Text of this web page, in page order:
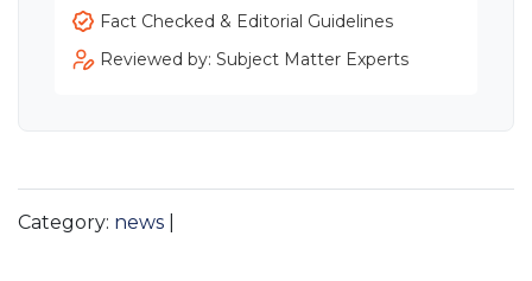
Fact Checked & Editorial Guidelines
Reviewed by: Subject Matter Experts
Category: news